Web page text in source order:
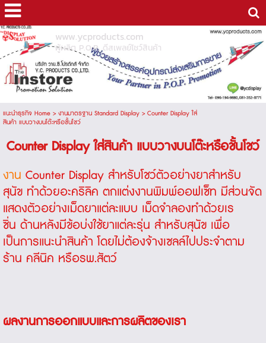
www.ycproducts.com
ผู้ผลิต P.O.P. ดีสเพลย์โชว์สินค้า
แนะนำธุรกิจ Home> งานมาตรฐาน Standard Display> Counter Display ใส่
สินค้า แบบวางบนโต๊ะหรือชั้นโชว์
Counter Display ใส่สินค้า แบบวางบนโต๊ะหรือชั้นโชว์
งาน Counter Display สำหรับโชว์ตัวอย่างยาสำหรับ
สุนัข ทำด้วยอะคริลิค ตกแต่งงานพิมพ์ออฟเซ็ท มีส่วนจัด
แสดงตัวอย่างเม็ดยาแต่ละแบบ เม็ดจำลองทำด้วยเร
ซิ่น ด้านหลังมีข้อบ่งใช้ยาแต่ละรุ่น สำหรับสุนัข เพื่อ
เป็นการแนะนำสินค้า โดยไม่ต้องจ้างเซลล์ไปประจำตาม
ร้าน คลีนิค หรือรพ.สัตว์
ผลงานการออกแบบและการผลิตของเรา